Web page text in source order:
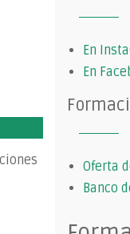
En
En
Oferta
Banco